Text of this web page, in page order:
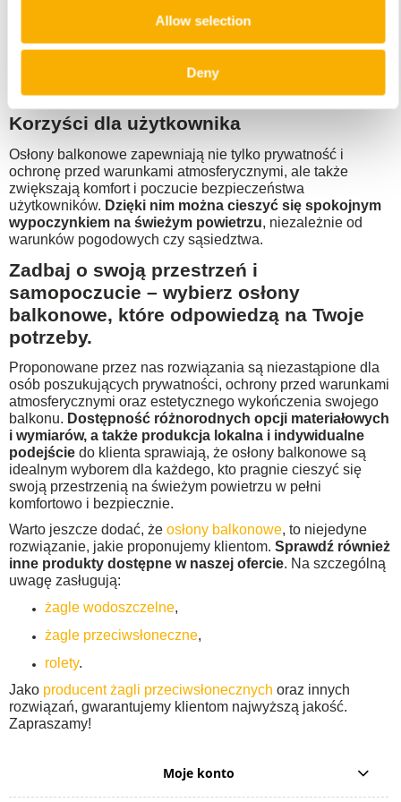
Allow selection
Deny
Tworzymy osłony balkonowe oraz osłony na płot w oparciu
o podane przez klienta wymiary, a także jego preferencje.
dopasowanych do konkretnego balkonu
perfekcyjną funkcjonalność.
Korzyści dla użytkownika
Osłony balkonowe zapewniają nie tylko prywatność i
ochronę przed warunkami atmosferycznymi, ale także
zwiększają komfort i poczucie bezpieczeństwa
użytkowników. Dzięki nim można cieszyć się spokojnym
wypoczynkiem na świeżym powietrzu, niezależnie od
warunków pogodowych czy sąsiedztwa.
Zadbaj o swoją przestrzeń i
samopoczucie – wybierz osłony
balkonowe, które odpowiedzą na Twoje
potrzeby.
Proponowane przez nas rozwiązania są niezastąpione dla
osób poszukujących prywatności, ochrony przed warunkami
atmosferycznymi oraz estetycznego wykończenia swojego
balkonu. Dostępność różnorodnych opcji materiałowych
i wymiarów, a także produkcja lokalna i indywidualne
podejście do klienta sprawiają, że osłony balkonowe są
idealnym wyborem dla każdego, kto pragnie cieszyć się
swoją przestrzenią na świeżym powietrzu w pełni
komfortowo i bezpiecznie.
Warto jeszcze dodać, że osłony balkonowe, to niejedyne
rozwiązanie, jakie proponujemy klientom. Sprawdź również
inne produkty dostępne w naszej ofercie. Na szczególną
uwagę zasługują:
żagle wodoszczelne,
żagle przeciwsłoneczne,
rolety.
Jako producent żagli przeciwsłonecznych oraz innych
rozwiązań, gwarantujemy klientom najwyższą jakość.
Zapraszamy!
Moje konto